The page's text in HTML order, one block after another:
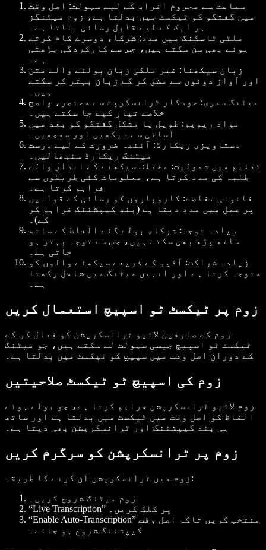
سماعت سے محروم افراد کے لیے سہولت: اصل وقت
میں گفتگو کو ٹیکسٹ میں بدلتا ہے، زوم میٹنگز
ہر ایک کے لیے قابل رسائی بناتا ہے۔
ملٹی ٹاسکنگ میں مدد : شرکاء دوسرے کام کرتے
ہوئے بھی سن سکتے ہیں، جس سے کارکردگی بڑھتی
ہے۔
زبان سیکھنا : غیر ملکی زبان بولنے والے متن
اور آواز دونوں سے مشق کر کے زبان بہتر کر سکتے
ہیں۔
میٹنگ سمری: خودکار ٹرانسکرپٹ سے مختصر، واضح
خلاصے تیار کیے جا سکتے ہیں۔
مواد ریویو : طویل یا مشکل گفتگو کو بعد میں
آسانی سے دیکھیں اور سمجھیں۔
دستاویزی ریکارڈ : آئندہ ضرورت کے لیے درست
میٹنگ ریکارڈ سنبھالیں۔
تعلیم میں شمولیت: مختلف سیکھنے کے انداز والے
طلبہ کی مدد کرتا ہے، معلومات کئی طریقوں سے
فراہم کرتا ہے۔
قانونی تقاضے: کاروباروں کو رسائی کے قوانین
پر عمل میں مدد دیتا ہے (بند کیپشننگ فراہم کر
کے)۔
زیادہ توجہ : شرکاء بولے گئے الفاظ کے ساتھ
ساتھ پڑھ بھی سکتے ہیں، جس سے توجہ بہتر ہو
جاتی ہے۔
زیادہ شراکت: آڈیو کے ذریعے سیکھنے والوں کو
متوجہ کرتا ہے اور انہیں میٹنگ میں شامل رکھتا
ہے۔
زوم پر ٹیکسٹ ٹو اسپیچ استعمال کریں
زوم کے صارفین لائیو ٹرانسکرپشن کو فعال کر کے
ٹیکسٹ ٹو اسپیچ جیسی سہولت لے سکتے ہیں، جو میٹنگ
کے دوران اصل وقت میں سپیچ کو ٹیکسٹ میں بدلتا ہے۔
زوم کی اسپیچ ٹو ٹیکسٹ صلاحیتیں
زوم لائیو ٹرانسکرپشن فراہم کرتا ہے، جو بولے ہوئے
الفاظ کو اصل وقت میں ٹیکسٹ میں بدلتا ہے اور ساتھ
ہی بند کیپشننگ اور ٹرانسکرپشن بھی دیتا ہے۔
زوم پر ٹرانسکرپشن کو سرگرم کریں
زوم میں ٹرانسکرپشن آن کرنے کا طریقہ:
زوم میٹنگ شروع کریں۔
“Live Transcription” پر کلک کریں۔
“Enable Auto-Transcription” منتخب کریں تاکہ اصل وقت
کیپشننگ شروع ہو جائے۔